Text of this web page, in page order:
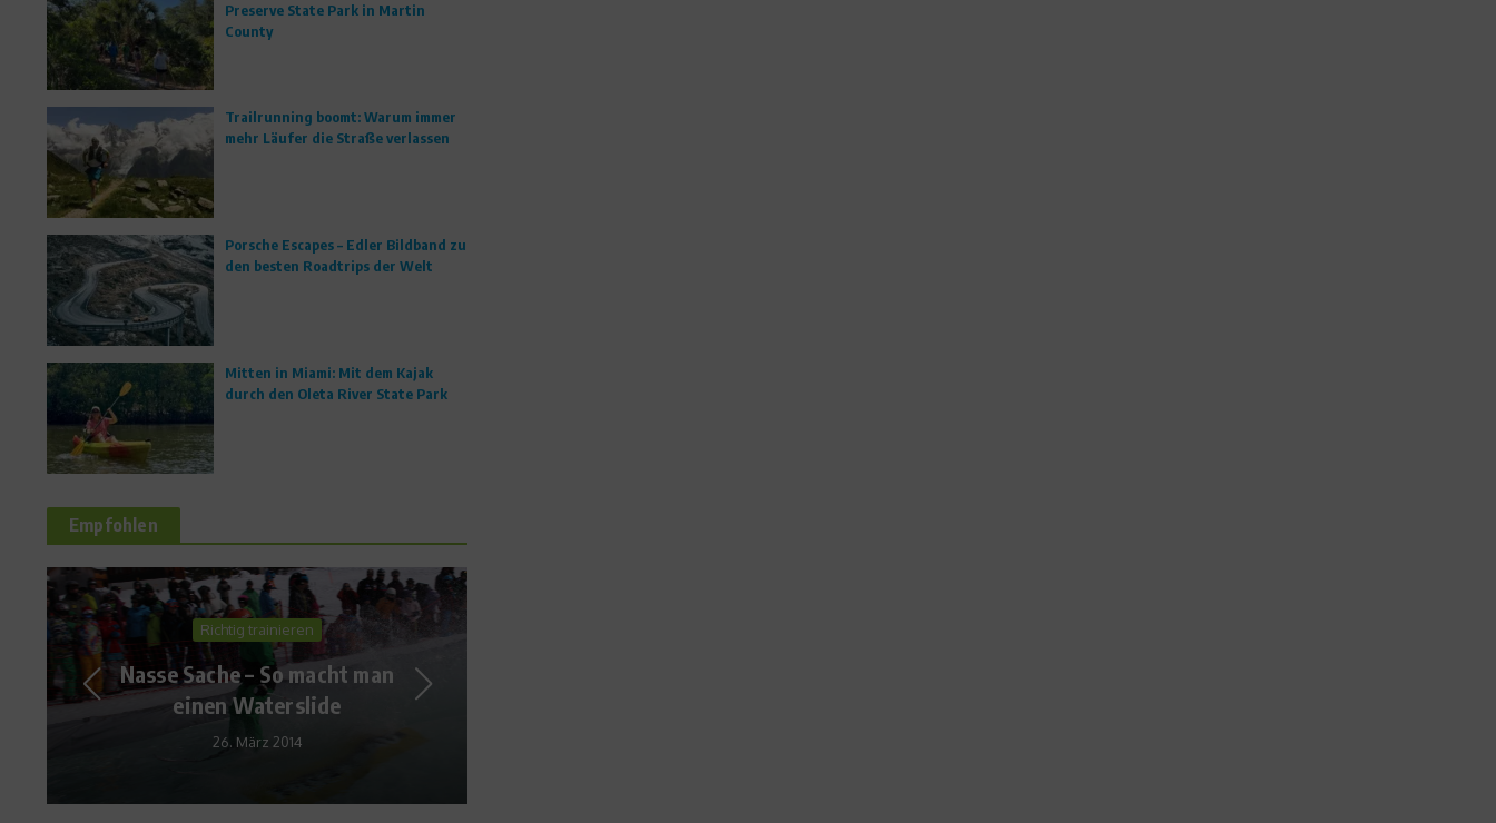
Preserve State Park in Martin
County
Trailrunning boomt: Warum immer
mehr Läufer die Straße verlassen
Porsche Escapes – Edler Bildband zu
den besten Roadtrips der Welt
Mitten in Miami: Mit dem Kajak
durch den Oleta River State Park
Empfohlen
Ratgeber Ernährung
Quell des Lebens – 7 Fakten
zu Wasser
9. Dezember 2015